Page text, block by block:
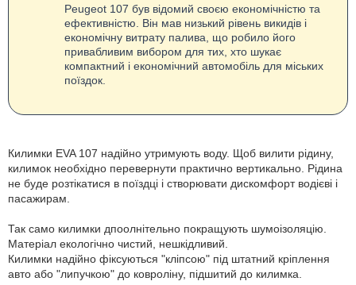
Peugeot 107 був відомий своєю економічністю та
ефективністю. Він мав низький рівень викидів і
економічну витрату палива, що робило його
привабливим вибором для тих, хто шукає
компактний і економічний автомобіль для міських
поїздок.
Килимки EVA 107 надійно утримують воду. Щоб вилити рідину,
килимок необхідно перевернути практично вертикально. Рідина
не буде розтікатися в поїздці і створювати дискомфорт водієві і
пасажирам.
Так само килимки дпоолнітельно покращують шумоізоляцію.
Матеріал екологічно чистий, нешкідливий.
Килимки надійно фіксуються "кліпсою" під штатний кріплення
авто або "липучкою" до ковроліну, підшитий до килимка.